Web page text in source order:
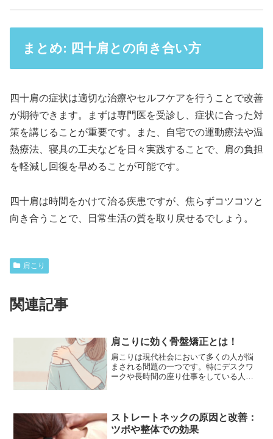
まとめ: 四十肩との向き合い方
四十肩の症状は適切な治療やセルフケアを行うことで改善
が期待できます。まずは専門医を受診し、症状に合った対
策を講じることが重要です。また、自宅での運動療法や温
熱療法、寝具の工夫などを日々実践することで、肩の負担
を軽減し回復を早めることが可能です。
四十肩は時間をかけて治る疾患ですが、焦らずコツコツと
向き合うことで、日常生活の質を取り戻せるでしょう。
肩こり
関連記事
肩こりに効く骨盤矯正とは！
肩こりは現代社会において多くの人が悩
まされる問題の一つです。特にデスクワ
ークや長時間の座り仕事をしている人々
探り、健康的な生活を取り戻...
ストレートネックの原因と改善：
ツボや整体での効果